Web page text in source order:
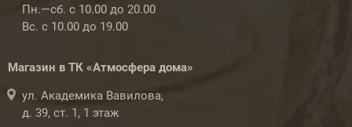
Пн.—сб. с 10.00 до 20.00
Вс. с 10.00 до 19.00
Магазин в ТК «Атмосфера дома»
ул. Академика Вавилова,
д. 39, ст. 1, 1 этаж